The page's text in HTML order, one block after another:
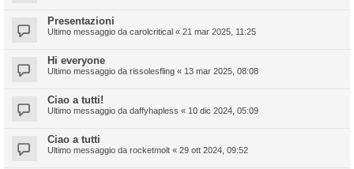
Presentazioni
Ultimo messaggio da carolcritical « 21 mar 2025, 11:25
Hi everyone
Ultimo messaggio da rissolesfling « 13 mar 2025, 08:08
Ciao a tutti!
Ultimo messaggio da daffyhapless « 10 dic 2024, 05:09
Ciao a tutti
Ultimo messaggio da rocketmolt « 29 ott 2024, 09:52